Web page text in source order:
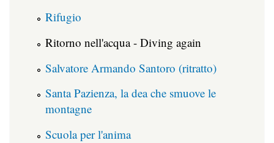
Rifugio
Ritorno nell'acqua - Diving again
Salvatore Armando Santoro (ritratto)
Santa Pazienza, la dea che smuove le
montagne
Scuola per l'anima